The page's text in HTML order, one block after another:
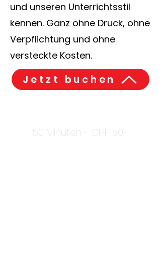
und unseren Unterrichtsstil
kennen. Ganz ohne Druck, ohne
Verpflichtung und ohne
versteckte Kosten.
Jetzt buchen
50 Minuten - CHF 50.-